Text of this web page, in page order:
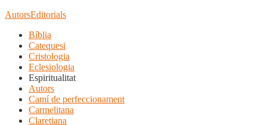
AutorsEditorials
Bíblia
Catequesi
Cristologia
Eclesiologia
Espiritualitat
Autors
Camí de perfeccionament
Carmelitana
Claretiana